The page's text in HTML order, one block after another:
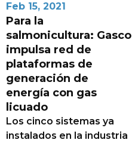
Feb 15, 2021
Para la
salmonicultura: Gasco
impulsa red de
plataformas de
generación de
energía con gas
licuado
Los cinco sistemas ya
instalados en la industria